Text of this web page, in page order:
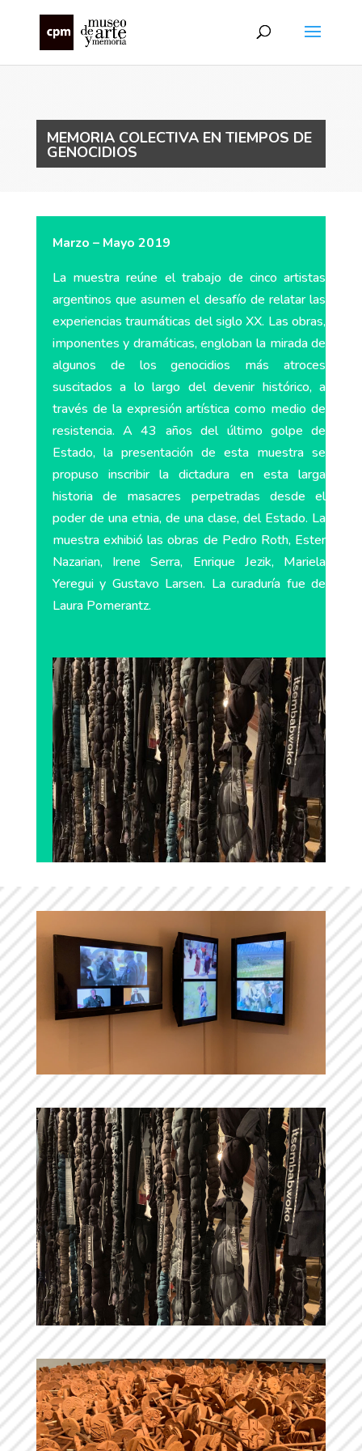
MEMORIA COLECTIVA EN TIEMPOS DE
GENOCIDIOS
Marzo – Mayo 2019
La muestra reúne el trabajo de cinco artistas
argentinos que asumen el desafío de relatar las
experiencias traumáticas del siglo XX. Las obras,
imponentes y dramáticas, engloban la mirada de
algunos de los genocidios más atroces
suscitados a lo largo del devenir histórico, a
través de la expresión artística como medio de
resistencia. A 43 años del último golpe de
Estado, la presentación de esta muestra se
propuso inscribir la dictadura en esta larga
historia de masacres perpetradas desde el
poder de una etnia, de una clase, del Estado. La
muestra exhibió las obras de Pedro Roth, Ester
Nazarian, Irene Serra, Enrique Jezik, Mariela
Yeregui y Gustavo Larsen. La curaduría fue de
Laura Pomerantz.